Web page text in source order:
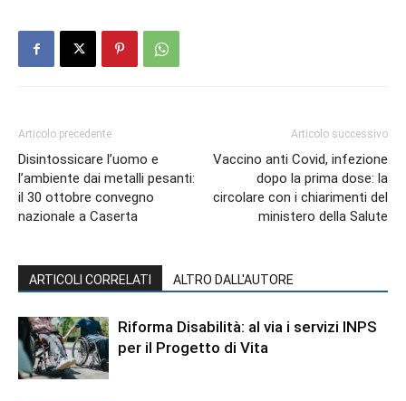
Articolo precedente
Disintossicare l’uomo e
l’ambiente dai metalli pesanti:
il 30 ottobre convegno
nazionale a Caserta
Articolo successivo
Vaccino anti Covid, infezione
dopo la prima dose: la
circolare con i chiarimenti del
ministero della Salute
ARTICOLI CORRELATI ALTRO DALL'AUTORE
Riforma Disabilità: al via i servizi INPS
per il Progetto di Vita